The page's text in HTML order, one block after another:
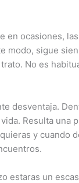
en ocasiones,
modo, sigue
No es
desventaja.
Resulta una
y cuando
estaras un